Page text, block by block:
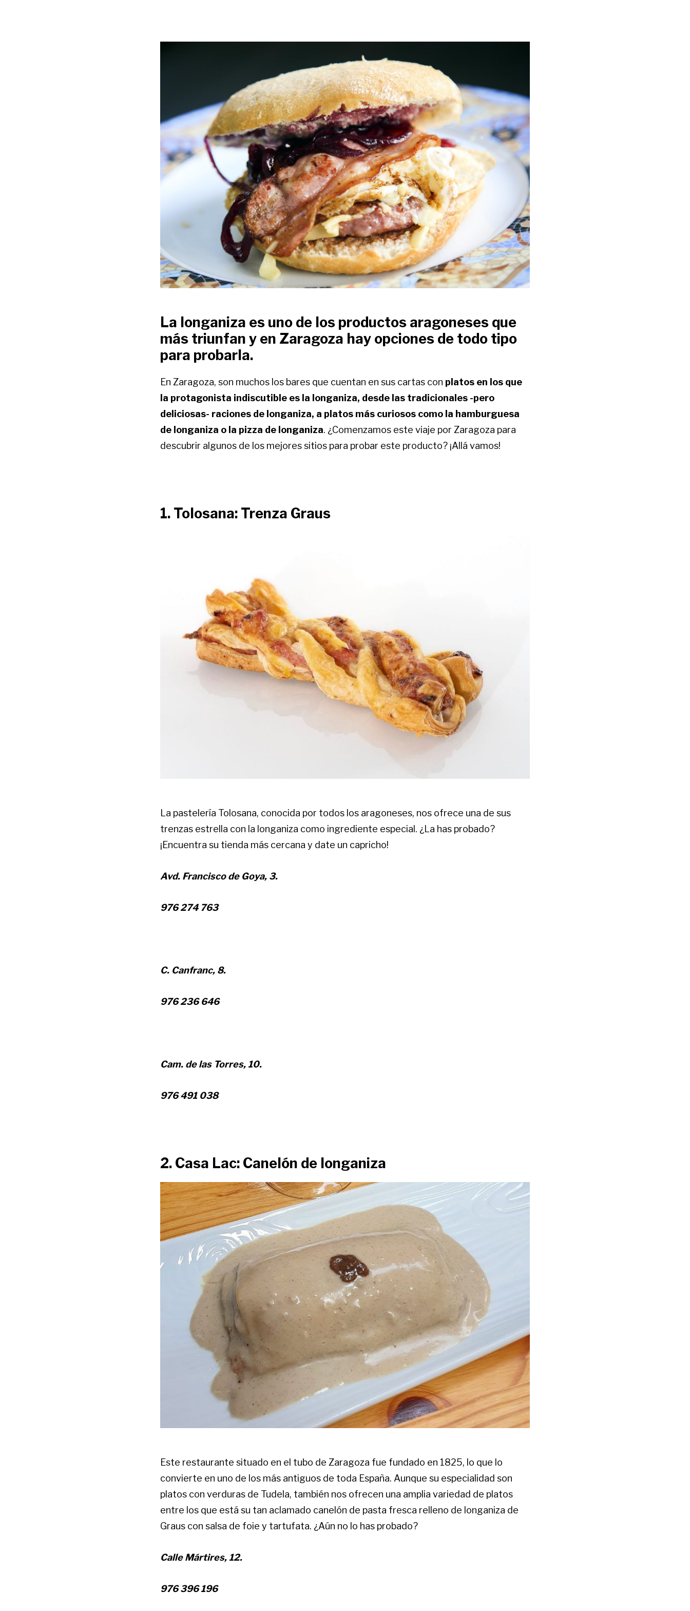
La longaniza es uno de los productos aragoneses que
más triunfan y en Zaragoza hay opciones de todo tipo
para probarla.
En Zaragoza, son muchos los bares que cuentan en sus cartas con platos en los que
la protagonista indiscutible es la longaniza, desde las tradicionales -pero
deliciosas- raciones de longaniza, a platos más curiosos como la hamburguesa
de longaniza o la pizza de longaniza. ¿Comenzamos este viaje por Zaragoza para
descubrir algunos de los mejores sitios para probar este producto? ¡Allá vamos!
1. Tolosana: Trenza Graus
La pastelería Tolosana, conocida por todos los aragoneses, nos ofrece una de sus
trenzas estrella con la longaniza como ingrediente especial. ¿La has probado?
¡Encuentra su tienda más cercana y date un capricho!
Avd. Francisco de Goya, 3.
976 274 763
C. Canfranc, 8.
976 236 646
Cam. de las Torres, 10.
976 491 038
2. Casa Lac: Canelón de longaniza
Este restaurante situado en el tubo de Zaragoza fue fundado en 1825, lo que lo
convierte en uno de los más antiguos de toda España. Aunque su especialidad son
platos con verduras de Tudela, también nos ofrecen una amplia variedad de platos
entre los que está su tan aclamado canelón de pasta fresca relleno de longaniza de
Graus con salsa de foie y tartufata. ¿Aún no lo has probado?
Calle Mártires, 12.
976 396 196